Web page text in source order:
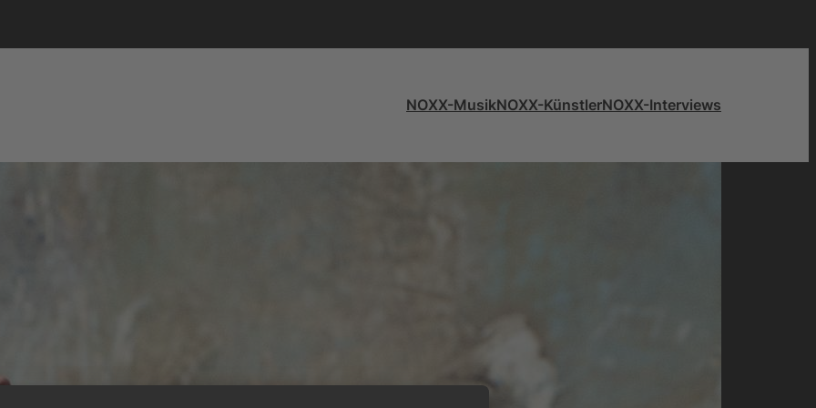
NOXX-MusikNOXX-KünstlerNOXX-Interviews